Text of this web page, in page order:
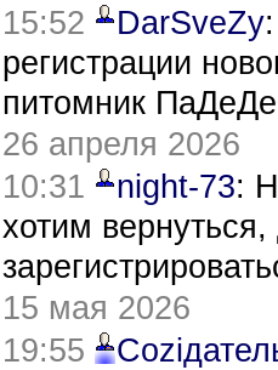
15:52
DarSveZy
регистрации
питомник
26 апреля 2026
10:31
night-73:
хотим
15 мая 2026
19:55